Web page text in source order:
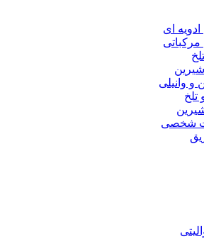
ای
مرکباتی
و وانیلی
تلخ
شخصی